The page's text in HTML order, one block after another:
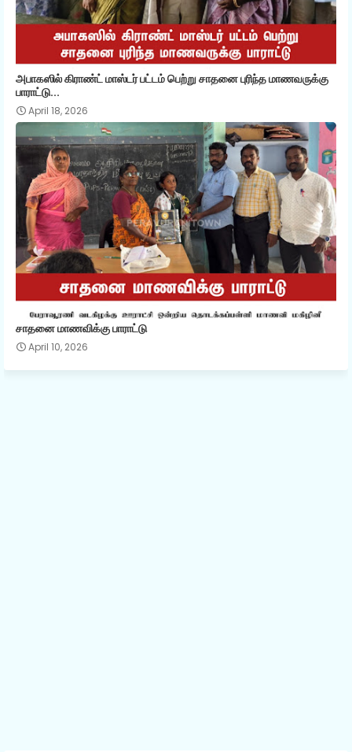
அபாகஸில் கிராண்ட் மாஸ்டர் பட்டம் பெற்று சாதனை புரிந்த மாணவருக்கு
பாராட்டு...
April 18, 2026
சாதனை மாணவிக்கு பாராட்டு
April 10, 2026